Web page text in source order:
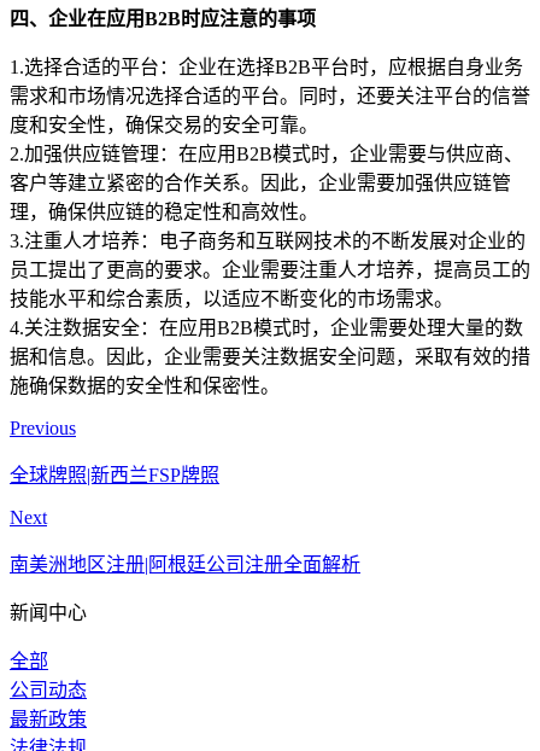
四、企业在应用B2B时应注意的事项
1.选择合适的平台：企业在选择B2B平台时，应根据自身业务
需求和市场情况选择合适的平台。同时，还要关注平台的信誉
度和安全性，确保交易的安全可靠。
2.加强供应链管理：在应用B2B模式时，企业需要与供应商、
客户等建立紧密的合作关系。因此，企业需要加强供应链管
理，确保供应链的稳定性和高效性。
3.注重人才培养：电子商务和互联网技术的不断发展对企业的
员工提出了更高的要求。企业需要注重人才培养，提高员工的
技能水平和综合素质，以适应不断变化的市场需求。
4.关注数据安全：在应用B2B模式时，企业需要处理大量的数
据和信息。因此，企业需要关注数据安全问题，采取有效的措
施确保数据的安全性和保密性。
Previous
全球牌照|新西兰FSP牌照
Next
南美洲地区注册|阿根廷公司注册全面解析
新闻中心
全部
公司动态
最新政策